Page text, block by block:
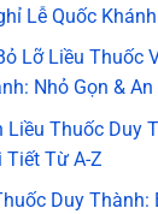
Lễ Quốc
Lỡ Liều Thuốc
Nhỏ Gọn &
Liều Thuốc Duy
Tiết Từ A-Z
Duy Thành: